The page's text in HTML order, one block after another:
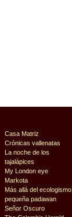
Casa Matriz
Crónicas vallenatas
La noche de los
tajalápices
My London eye
Markota
Más allá del ecologismo
pequeña padawan
Señor Oscuro